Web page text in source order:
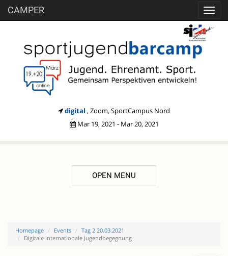
CAMPER
digital , Zoom, SportCampus Nord
Mar 19, 2021 - Mar 20, 2021
OPEN MENU
Homepage Events
Tag 2 20.03.2021
Digitale internationale Jugendbegegnung